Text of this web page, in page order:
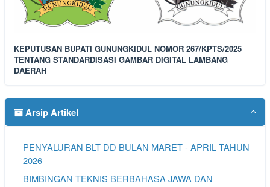
KEPUTUSAN BUPATI GUNUNGKIDUL NOMOR 267/KPTS/2025
TENTANG STANDARDISASI GAMBAR DIGITAL LAMBANG
DAERAH
Arsip Artikel
PENYALURAN BLT DD BULAN MARET - APRIL TAHUN
2026
BIMBINGAN TEKNIS BERBAHASA JAWA DAN